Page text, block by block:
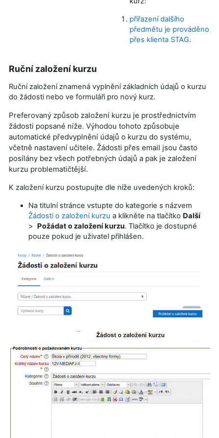
přiřazení dalšího
předmětu je prováděno
přes klienta STAG.
Ruční založení kurzu
Ruční založení znamená vyplnění základních údajů o kurzu
do žádosti nebo ve formuláři pro nový kurz.
Preferovaný způsob založení kurzu je prostřednictvím
žádosti popsané níže. Výhodou tohoto způsobuje
automatické předvyplnění údajů o kurzu do systému,
včetně nastavení učitele. Žádosti přes email jsou často
posílány bez všech potřebných údajů a pak je založení
kurzu problematičtější.
K založení kurzu postupujte dle níže uvedených kroků:
Na titulní stránce vstupte do kategorie s názvem
Žádosti o založení kurzu a klikněte na tlačítko Další
> Požádat o založení kurzu. Tlačítko je dostupné
pouze pokud je uživatel přihlášen.